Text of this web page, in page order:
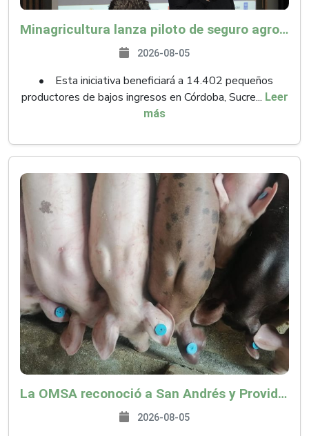
Minagricultura lanza piloto de seguro agropecuario por $9.625 millones para proteger a más de 14.000 pequeños productores contra riesgos del Fenómeno de El Niño
2026-08-05
• Esta iniciativa beneficiará a 14.402 pequeños
productores de bajos ingresos en Córdoba, Sucre... Leer
más
La OMSA reconoció a San Andrés y Providencia como zona libre de Peste Porcina Clásica (PPC)
2026-08-05